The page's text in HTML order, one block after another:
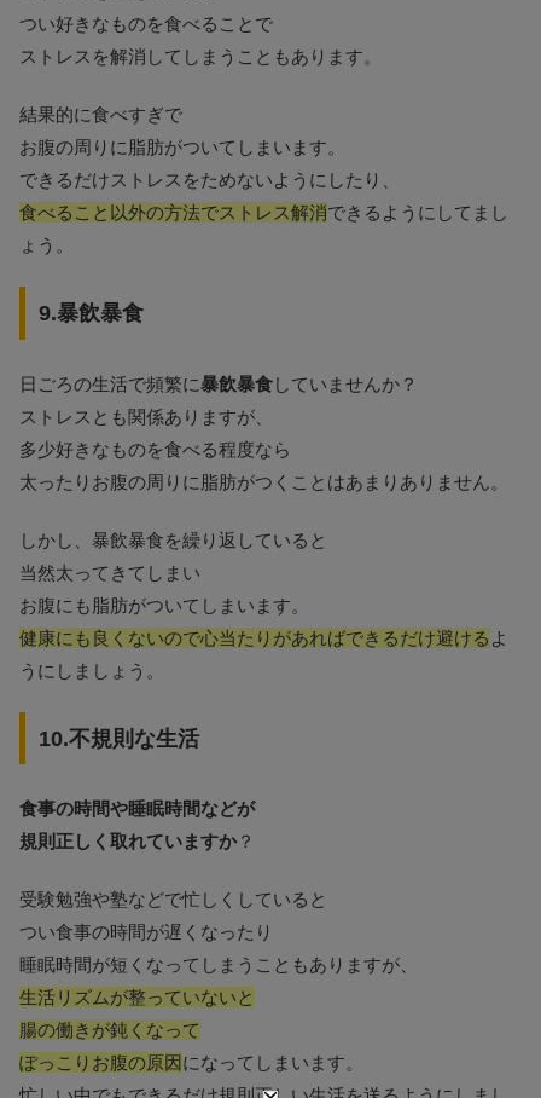
つい好きなものを食べることで
ストレスを解消してしまうこともあります。
結果的に食べすぎで
お腹の周りに脂肪がついてしまいます。
できるだけストレスをためないようにしたり、
食べること以外の方法でストレス解消できるようにしてまし
ょう。
9.暴飲暴食
日ごろの生活で頻繁に暴飲暴食していませんか？
ストレスとも関係ありますが、
多少好きなものを食べる程度なら
太ったりお腹の周りに脂肪がつくことはあまりありません。
しかし、暴飲暴食を繰り返していると
当然太ってきてしまい
お腹にも脂肪がついてしまいます。
健康にも良くないので心当たりがあればできるだけ避ける よ
うにしましょう。
10.不規則な生活
食事の時間や睡眠時間などが
規則正しく取れていますか？
受験勉強や塾などで忙しくしていると
つい食事の時間が遅くなったり
睡眠時間が短くなってしまうこともありますが、
生活リズムが整っていないと
腸の働きが鈍くなって
ぽっこりお腹の原因 になってしまいます。